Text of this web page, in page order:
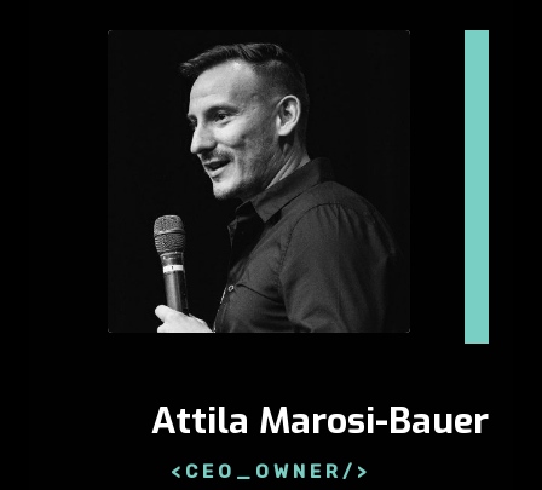
Attila Marosi-Bauer
<CEO_OWNER/>